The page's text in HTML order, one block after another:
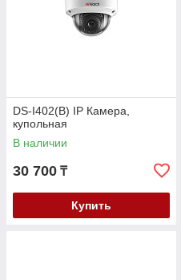
DS-I402(B) IP Камера,
купольная
В наличии
30 700 ₸
Купить